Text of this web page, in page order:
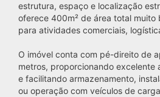
estrutura, espaço e localização
oferece 400m² de área total muito
para atividades comerciais,
O imóvel conta com pé-direito de
metros, proporcionando excelente
e facilitando armazenamento,
ou operação com veículos de